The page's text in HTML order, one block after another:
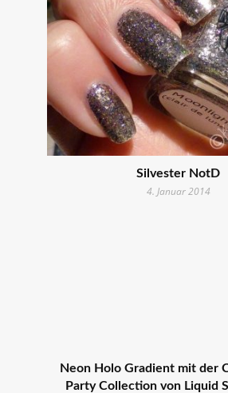
Silvester NotD
4. Januar 2014
Neon Holo Gradient mit der
Party Collection von Liquid